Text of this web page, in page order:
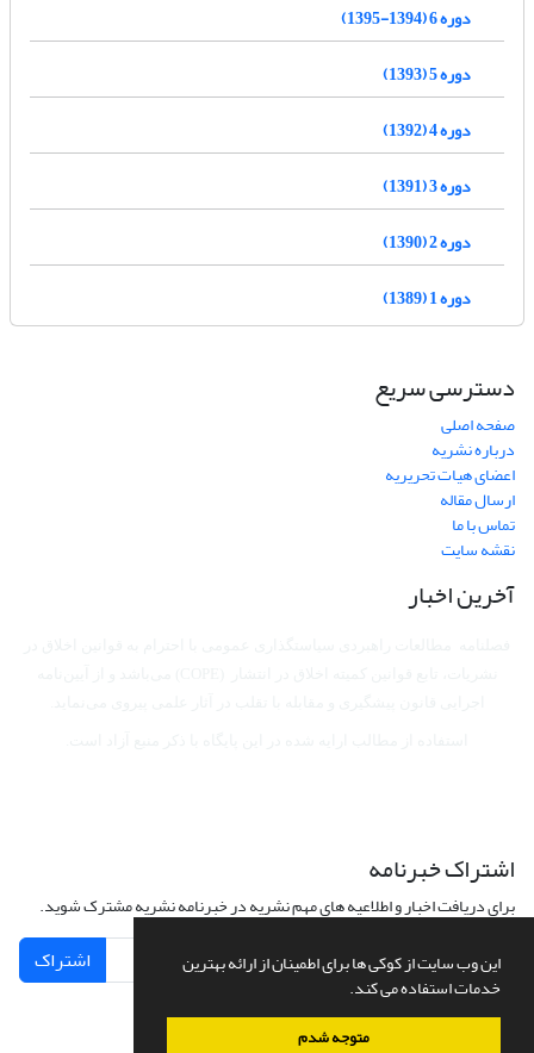
این وب سایت از کوکی ها برای اطمینان از ارائه بهترین
خدمات استفاده می کند.
متوجه شدم
دوره 6 (1394-1395)
دوره 5 (1393)
دوره 4 (1392)
دوره 3 (1391)
دوره 2 (1390)
دوره 1 (1389)
دسترسی سریع
صفحه اصلی
درباره نشریه
اعضای هیات تحریریه
ارسال مقاله
تماس با ما
نقشه سایت
آخرین اخبار
اشتراک خبرنامه
برای دریافت اخبار و اطلاعیه های مهم نشریه در خبرنامه نشریه مشترک شوید.
اشتراک